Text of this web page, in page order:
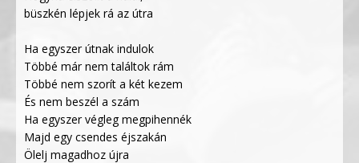
büszkén lépjek rá az útra
Ha egyszer útnak indulok
Többé már nem találtok rám
Többé nem szorít a két kezem
És nem beszél a szám
Ha egyszer végleg megpihennék
Majd egy csendes éjszakán
Ölelj magadhoz újra